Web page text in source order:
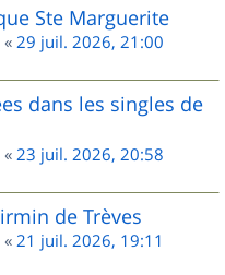
Ste Marguerite
« 29 juil. 2026, 21:00
dans les singles de
« 23 juil. 2026, 20:58
de Trèves
« 21 juil. 2026, 19:11